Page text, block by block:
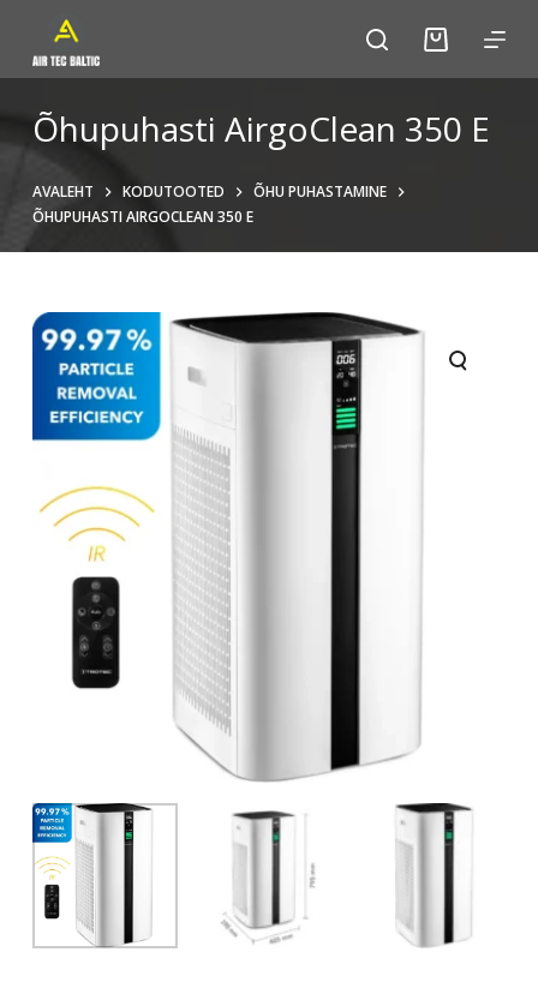
k
i
t
e
Õhupuhasti AirgoClean 350 E
AVALEHT KODUTOOTED
ÕHU PUHASTAMINE
ÕHUPUHASTI AIRGOCLEAN 350 E